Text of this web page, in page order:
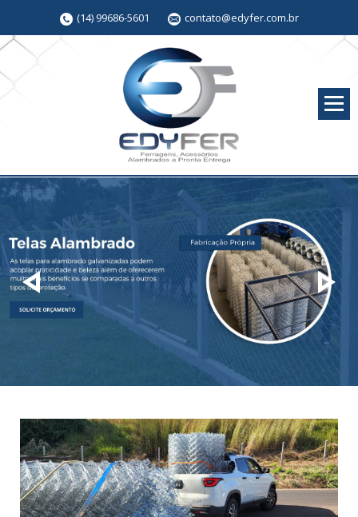
(14) 99686-5601 contato@edyfer.com.br